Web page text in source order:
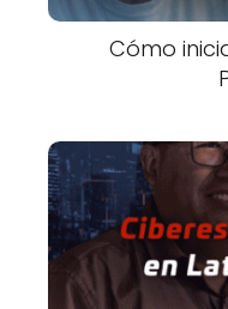
Cómo